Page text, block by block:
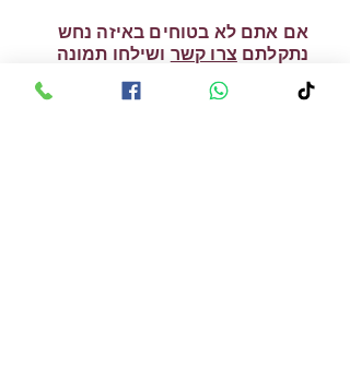
אם אתם לא בטוחים באיזה נחש
נתקלתם צרו קשר ושילחו תמונה
לזיהוי